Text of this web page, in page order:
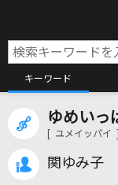
キーワード
ゆめいっ
[ ユメイッパイ ]
関ゆみ子